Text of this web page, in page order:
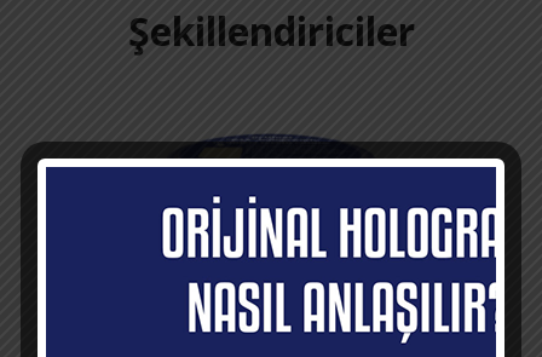
Şekillendiriciler